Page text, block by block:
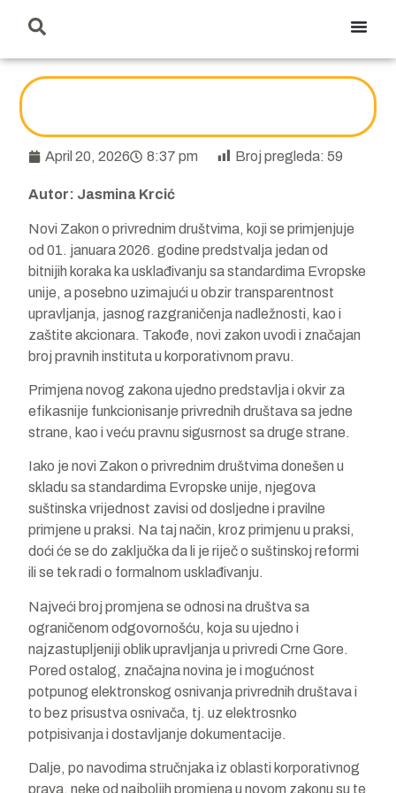
April 20, 2026 8:37 pm Broj pregleda: 59
Autor: Jasmina Krcić
Novi Zakon o privrednim društvima, koji se primjenjuje
od 01. januara 2026. godine predstvalja jedan od
bitnijih koraka ka usklađivanju sa standardima Evropske
unije, a posebno uzimajući u obzir transparentnost
upravljanja, jasnog razgraničenja nadležnosti, kao i
zaštite akcionara. Takođe, novi zakon uvodi i značajan
broj pravnih instituta u korporativnom pravu.
Primjena novog zakona ujedno predstavlja i okvir za
efikasnije funkcionisanje privrednih društava sa jedne
strane, kao i veću pravnu sigusrnost sa druge strane.
Iako je novi Zakon o privrednim društvima donešen u
skladu sa standardima Evropske unije, njegova
suštinska vrijednost zavisi od dosljedne i pravilne
primjene u praksi. Na taj način, kroz primjenu u praksi,
doći će se do zaključka da li je riječ o suštinskoj reformi
ili se tek radi o formalnom usklađivanju.
Najveći broj promjena se odnosi na društva sa
ograničenom odgovornošću, koja su ujedno i
najzastupljeniji oblik upravljanja u privredi Crne Gore.
Pored ostalog, značajna novina je i mogućnost
potpunog elektronskog osnivanja privrednih društava i
to bez prisustva osnivača, tj. uz elektrosnko
potpisivanja i dostavljanje dokumentacije.
Dalje, po navodima stručnjaka iz oblasti korporativnog
prava, neke od najboljih promjena u novom zakonu su te